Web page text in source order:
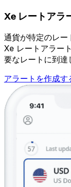
Xe レートアラ
通貨が特定のレー
Xe レートアラー
要なレートに到達
アラートを作成す